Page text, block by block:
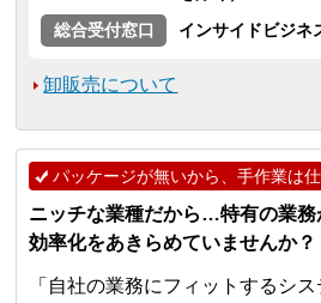
総合受付窓口
インサイドビジネ
卸販売について
パッケージが無いから、手作業は
ニッチな業種だから…特有の業
効率化をあきらめていませんか？
「自社の業務にフィットするシ